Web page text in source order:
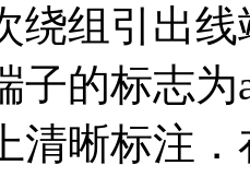
绕组引出
子的标志为
清晰标注